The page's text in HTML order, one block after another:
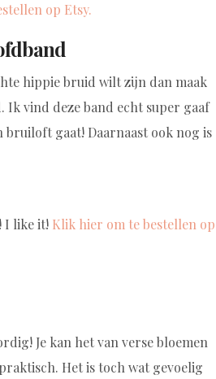
op Etsy.
hippie bruid wilt zijn dan maak
Ik vind deze band echt super gaaf
bruiloft gaat! Daarnaast ook nog is
I like it! Klik hier om te bestellen op
Je kan het van verse bloemen
Het is toch wat gevoelig